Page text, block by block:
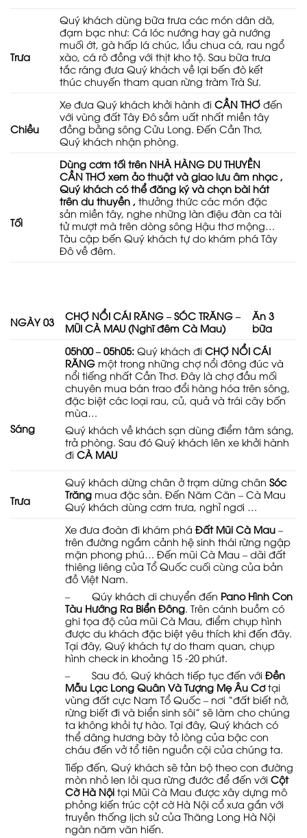
Trưa
Quý khách dùng bữa trưa các món dân dã,
đạm bạc như: Cá lóc nướng hay gà nướng
muối ớt, gà hấp lá chúc, lẩu chua cá, rau ngổ
xào, cá rô đồng với thịt kho tộ. Sau bữa trưa
tắc ráng đưa Quý khách về lại bến đò kết
thúc chuyến tham quan rừng tràm Trà Sư.
Chiều
Xe đưa Quý khách khởi hành điCẦN THƠđến
với vùng đất Tây Đô sầm uất nhất miền tây
đồng bằng sông Cửu Long. Đến Cần Thơ,
Quý khách nhận phòng.
Tối
Dùng cơm tối trên NHÀ HÀNG DU THUYỀN
CẦN THƠ xem ảo thuật và giao lưu âm nhạc ,
Quý khách có thể đăng ký và chọn bài hát
trên du thuyền ,thưởng thức các món đặc
sản miền tây, nghe những làn điệu đàn ca tài
tử mượt mà trên dòng sông Hậu thơ mộng…
Tàu cập bến Quý khách tự do khám phá Tây
Đô về đêm.
NGÀY 03
CHỢ NỔI CÁI RĂNG – SÓC TRĂNG –
MŨI CÀ MAU (Nghĩ đêm Cà Mau)
Ăn 3
bữa
Sáng
05h00 – 05h05:Quý khách điCHỢ NỔI CÁI
RĂNG một trong những chợ nổi đông đúc và
nổi tiếng nhất Cần Thơ. Đây là chợ đầu mối
chuyên mua bán trao đổi hàng hóa trên sông,
đặc biệt các loại rau, củ, quả và trái cây bốn
mùa…
Quý khách về khách sạn dùng điểm tâm sáng,
trả phòng. Sau đó Quý khách lên xe khởi hành
điCÀ MAU
Trưa
Quý khách dừng chân ở trạm dừng chânSóc
Trăng mua đặc sản. Đến Năm Căn – Cà Mau
Quý khách dùng cơm trưa, nghỉ ngơi …
Xe đưa đoàn đi khám pháĐất Mũi Cà Mau–
trên đường ngắm cảnh hệ sinh thái rừng ngập
mặn phong phú… Đến mũi Cà Mau – dãi đất
thiêng liêng của Tổ Quốc cuối cùng của bản
đồ Việt Nam.
– Qúy khách di chuyển đến Pano Hình Con
Tàu Hướng Ra Biển Đông. Trên cánh buồm có
ghi tọa độ của mũi Cà Mau, điểm chụp hình
được du khách đặc biệt yêu thích khi đến đây.
Tại đây, Quý khách tự do tham quan, chụp
hình check in khoảng 15 -20 phút.
– Sau đó, Quý khách tiếp tục đến vớiĐền
Mẫu Lạc Long Quân Và Tượng Mẹ Âu Cơtại
vùng đất cực Nam Tổ Quốc – nơi “đất biết nở,
rừng biết đi và biển sinh sôi” sẽ làm cho chúng
ta không khỏi tự hào. Tại đây, Quý khách có
thể dâng hương bày tỏ lòng của bậc con
cháu đến vở tổ tiên nguồn cội của chúng ta.
Tiếp đến, Quý khách sẽ tản bộ theo con đường
mòn nhỏ len lỏi qua rừng đước để đến vớiCột
Cờ Hà Nộitại Mũi Cà Mau được xây dựng mô
phỏng kiến trúc cột cờ Hà Nội cổ xưa gắn với
truyền thống lịch sử của Thăng Long Hà Nội
ngàn năm văn hiến.